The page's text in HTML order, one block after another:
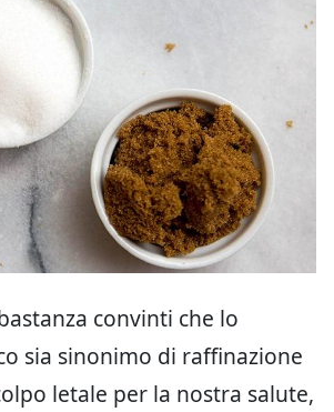
convinti che lo
sia sinonimo di raffinazione
letale per la nostra salute,